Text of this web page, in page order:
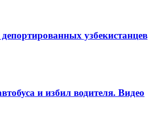
узбекистанцев
и избил водителя. Видео